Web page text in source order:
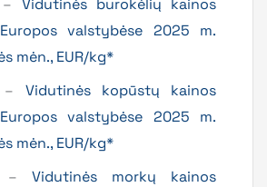
– Vidutinės burokėlių kainos
valstybėse 2025 m.
mėn., EUR/kg*
– Vidutinės kopūstų kainos
valstybėse 2025 m.
mėn., EUR/kg*
– Vidutinės morkų kainos